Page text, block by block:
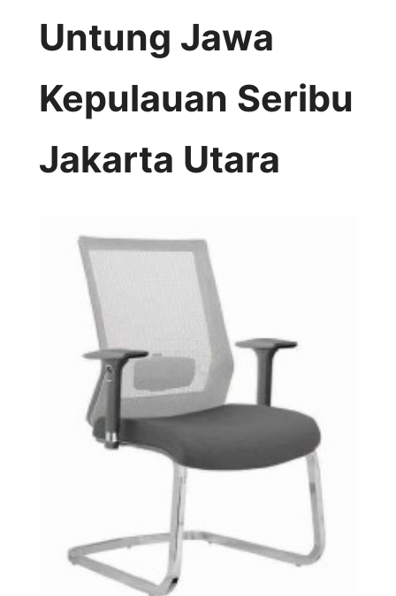
Untung Jawa
Kepulauan Seribu
Jakarta Utara